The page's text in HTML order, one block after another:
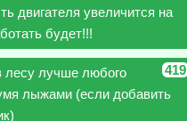
двигателя увеличится на
будет!!!
419
лесу лучше любого
лыжами (если добавить